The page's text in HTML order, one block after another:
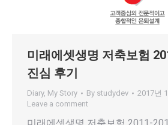
미래에셋생명 저축보험
진심 후기
Diary, My Story By studydev
2017년
Leave a comment